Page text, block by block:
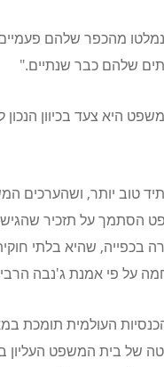
מהכפר שלהם
שלהם כבר שנתיים."
היא צעד בכיוון הנכון
טוב יותר, ושהערכים
הסתמך על תזכיר
בכפייה, שהיא בלתי
על פי אמנת ג'נבה
העולמית תומכת
של ​​בית המשפט העליון